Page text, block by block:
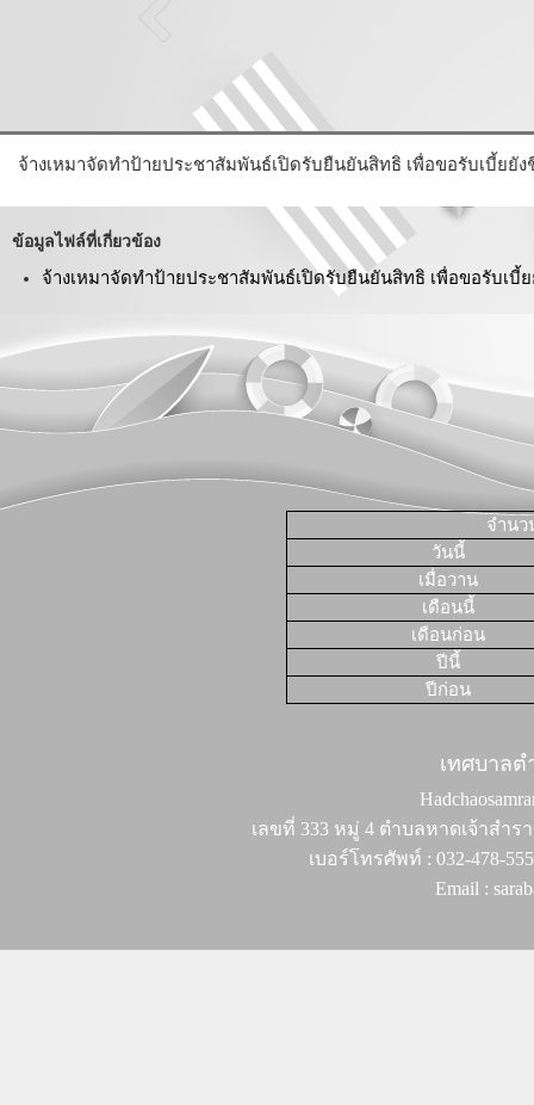
จ้างเหมาจัดทำป้ายประชาสัมพันธ์เปิดรับยืนยันสิทธิ เพื่อขอรับเบี้ยยัง
ข้อมูลไฟล์ที่เกี่ยวข้อง
จ้างเหมาจัดทำป้ายประชาสัมพันธ์เปิดรับยืนยันสิทธิ เพื่อขอรับเบี้ย
จำนว
วันนี้
เมื่อวาน
เดือนนี้
เดือนก่อน
ปีนี้
ปีก่อน
เทศบาล
เลขที่ 333 หมู่ 4 ตำบลหาดเจ้าสำร
เบอร์โทรศัพท์ : 032-478-
Email :